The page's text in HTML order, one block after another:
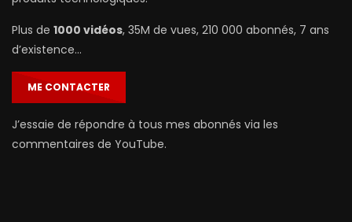
Plus de 1000 vidéos, 35M de vues, 210 000 abonnés, 7 ans
d’existence…
ME CONTACTER
J’essaie de répondre à tous mes abonnés via les
commentaires de YouTube.